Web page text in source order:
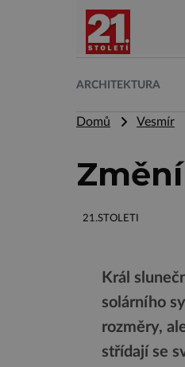
ARCHITEKTURA
Domů Vesmír
21.STOLETI
Král
solárního
rozměry,
střídají se